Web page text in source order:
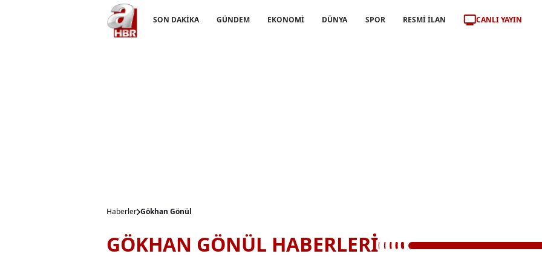
SON DAKİKA GÜNDEM EKONOMİ DÜNYA SPOR RESMİ İLAN CANLI YAYIN
Haberler Gökhan Gönül
GÖKHAN GÖNÜL HABERLERİ